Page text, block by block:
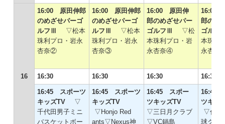
16
16:00 原田伸郎
のめざせパーゴ
ルフⅢ
▽松本
珠利プロ・岩永
杏奈②
16:00 原田伸郎
のめざせパーゴ
ルフⅢ
▽松本
珠利プロ・岩永
杏奈③
16:00 原田伸
郎のめざせパー
ゴルフⅢ
▽松
本珠利プロ・岩
永杏奈④
16:00
郎のめ
ゴル
本珠利
永杏奈
16:30 16:30 16:30 16:30
16:45 スポーツ
キッズTV
▽
千代田男子ミニ
バスケットボー
16:45 スポーツ
キッズTV
▽Honjo Red
ants▽Nexus神
16:45 スポー
ツキッズTV
▽三日月クラブ
▽VC鍋島
16:45
ツキ
▽仁比
球クラ